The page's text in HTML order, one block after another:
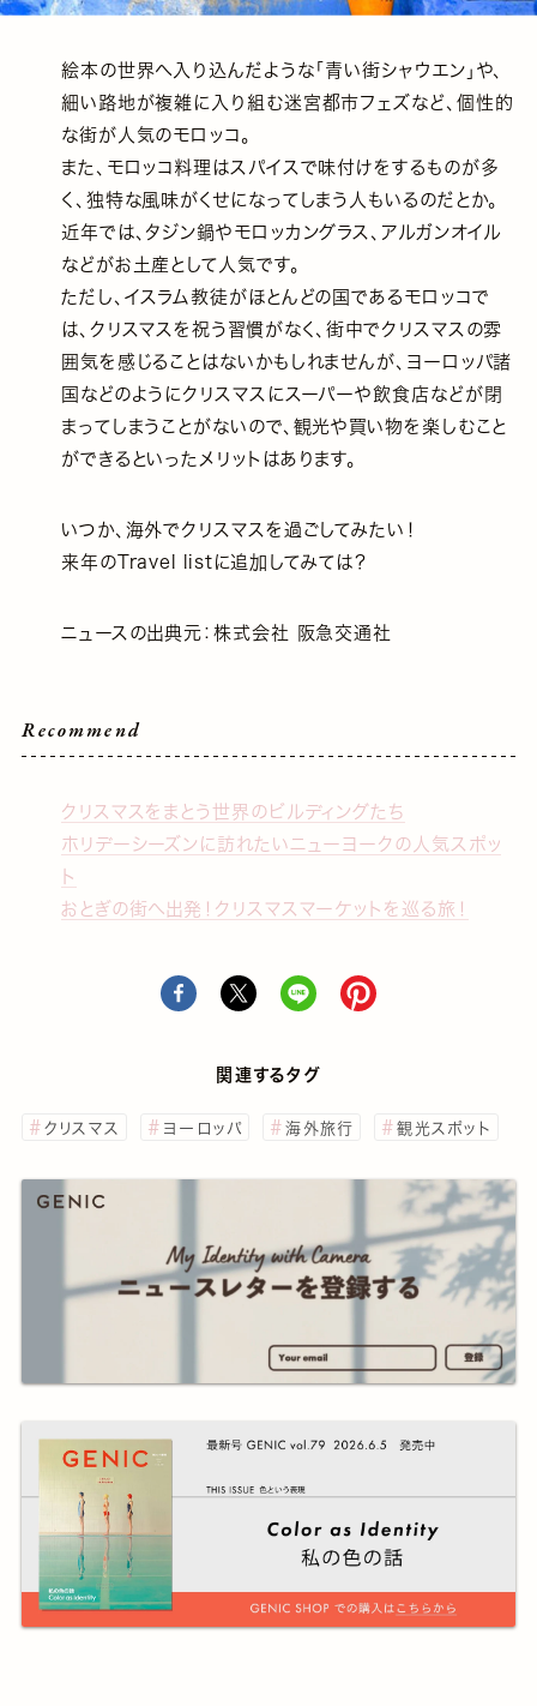
絵本の世界へ入り込んだような「青い街シャウエン」や、
細い路地が複雑に入り組む迷宮都市フェズなど、個性的
な街が人気のモロッコ。
また、モロッコ料理はスパイスで味付けをするものが多
く、独特な風味がくせになってしまう人もいるのだとか。
近年では、タジン鍋やモロッカングラス、アルガンオイル
などがお土産として人気です。
ただし、イスラム教徒がほとんどの国であるモロッコで
は、クリスマスを祝う習慣がなく、街中でクリスマスの雰
囲気を感じることはないかもしれませんが、ヨーロッパ諸
国などのようにクリスマスにスーパーや飲食店などが閉
まってしまうことがないので、観光や買い物を楽しむこと
ができるといったメリットはあります。
いつか、海外でクリスマスを過ごしてみたい！
来年のTravel listに追加してみては？
ニュースの出典元：株式会社 阪急交通社
Recommend
クリスマスをまとう世界のビルディングたち
ホリデーシーズンに訪れたいニューヨークの人気スポッ
ト
おとぎの街へ出発！クリスマスマーケットを巡る旅！
関連するタグ
クリスマス ヨーロッパ 海外旅行 観光スポット